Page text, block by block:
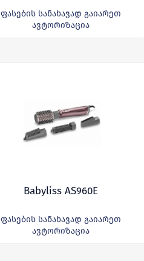
ფასების სანახავად გაიარეთ
ავტორიზაცია
Babyliss AS960E
ფასების სანახავად გაიარეთ
ავტორიზაცია